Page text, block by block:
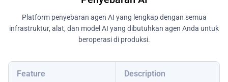
Platform penyebaran agen AI yang lengkap dengan semua
infrastruktur, alat, dan model AI yang dibutuhkan agen Anda untuk
beroperasi di produksi.
Feature Description